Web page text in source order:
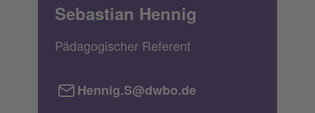
Sebastian Hennig
Pädagogischer Referent
Hennig.S@dwbo.de